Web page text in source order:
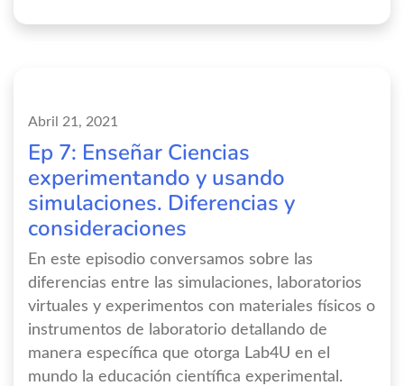
Abril 21, 2021
Ep 7: Enseñar Ciencias
experimentando y usando
simulaciones. Diferencias y
consideraciones
En este episodio conversamos sobre las
diferencias entre las simulaciones, laboratorios
virtuales y experimentos con materiales físicos o
instrumentos de laboratorio detallando de
manera específica que otorga Lab4U en el
mundo la educación científica experimental.